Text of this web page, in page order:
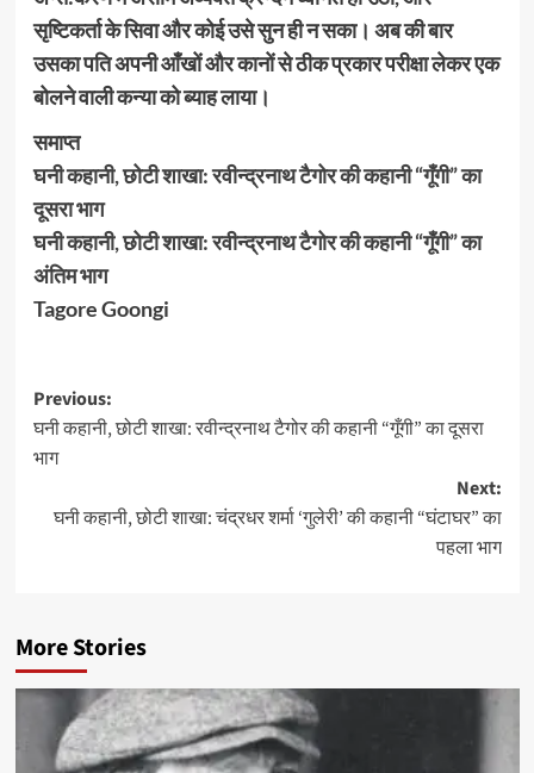
सृष्टिकर्ता के सिवा और कोई उसे सुन ही न सका। अब की बार
उसका पति अपनी आँखों और कानों से ठीक प्रकार परीक्षा लेकर एक
बोलने वाली कन्या को ब्याह लाया।
समाप्त
घनी कहानी, छोटी शाखा: रवीन्द्रनाथ टैगोर की कहानी “गूँगी” का
दूसरा भाग
घनी कहानी, छोटी शाखा: रवीन्द्रनाथ टैगोर की कहानी “गूँगी” का
अंतिम भाग
Tagore Goongi
Post
navigation
Previous:
घनी कहानी, छोटी शाखा: रवीन्द्रनाथ टैगोर की कहानी “गूँगी” का दूसरा
भाग
Next:
घनी कहानी, छोटी शाखा: चंद्रधर शर्मा ‘गुलेरी’ की कहानी “घंटाघर” का
पहला भाग
More Stories